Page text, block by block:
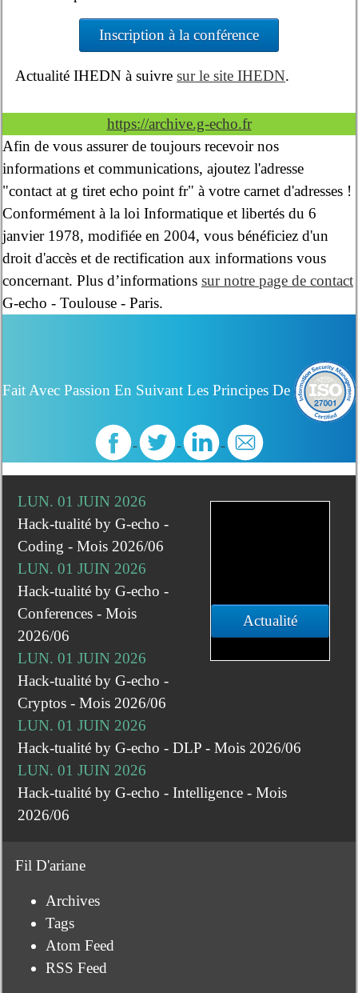
Inscription à la conférence
Actualité IHEDN à suivre sur le site IHEDN.
https://archive.g-echo.fr
Afin de vous assurer de toujours recevoir nos
informations et communications, ajoutez l'adresse
"contact at g tiret echo point fr" à votre carnet d'adresses !
Conformément à la loi Informatique et libertés du 6
janvier 1978, modifiée en 2004, vous bénéficiez d'un
droit d'accès et de rectification aux informations vous
concernant. Plus d’informations sur notre page de contact
G-echo - Toulouse - Paris.
Fait Avec Passion En Suivant Les Principes De
Actualité
LUN. 01 JUIN 2026
Hack-tualité by G-echo -
Coding - Mois 2026/06
LUN. 01 JUIN 2026
Hack-tualité by G-echo -
Conferences - Mois
2026/06
LUN. 01 JUIN 2026
Hack-tualité by G-echo -
Cryptos - Mois 2026/06
LUN. 01 JUIN 2026
Hack-tualité by G-echo - DLP - Mois 2026/06
LUN. 01 JUIN 2026
Hack-tualité by G-echo - Intelligence - Mois
2026/06
Fil D'ariane
Archives
Tags
Atom Feed
RSS Feed